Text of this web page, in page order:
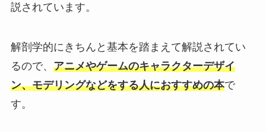
説されています。
解剖学的にきちんと基本を踏まえて解説されてい
るので、 アニメやゲームのキャラクターデザイ
ン、モデリングなどをする人におすすめの本で
す。